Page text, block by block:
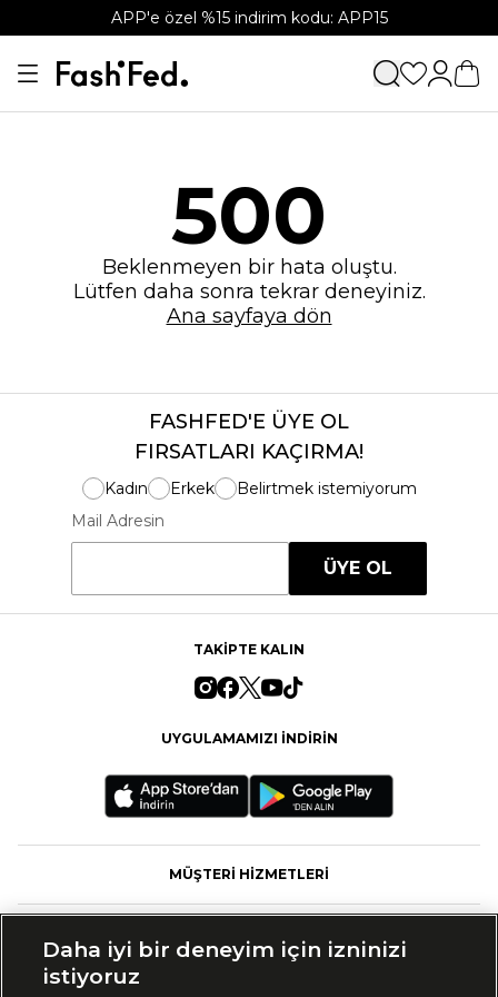
APP'e özel %15 indirim kodu: APP15
500
Beklenmeyen bir hata oluştu.
Lütfen daha sonra tekrar deneyiniz.
Ana sayfaya dön
FASHFED'E ÜYE OL
FIRSATLARI KAÇIRMA!
Kadın Erkek
Belirtmek istemiyorum
Mail Adresin
ÜYE OL
TAKİPTE KALIN
UYGULAMAMIZI İNDİRİN
MÜŞTERİ HİZMETLERİ
Daha iyi bir deneyim için izninizi
istiyoruz